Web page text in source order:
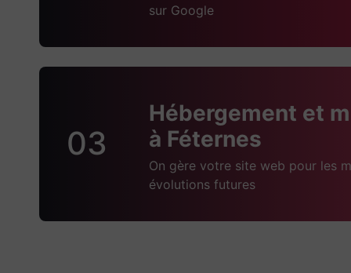
sur Google
03
Hébergement et
à Féternes
On gère votre site web pour les
évolutions futures